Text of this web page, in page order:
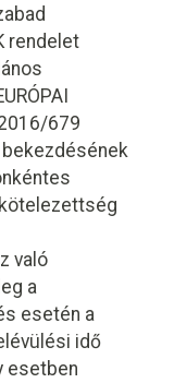
rendelet
2016/679
bekezdésének
való
a
esetén a
idő
esetben